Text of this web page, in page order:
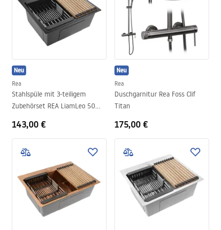
Neu
Rea
Stahlspüle mit 3-teiligem
Zubehörset REA LiamLeo 50
143,00 €
Neu
Rea
Duschgarnitur Rea Foss Clif
Titan
175,00 €